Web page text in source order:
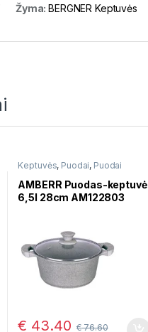
Žyma:BERGNER Keptuvės
Keptuvės, Puodai, Puodai
AMBERR Puodas-keptuvė
6,5l 28cm AM122803
€ 43.40 €76.60